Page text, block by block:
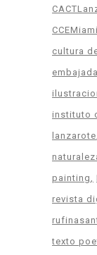
CCEMiami
cultura
instituto
lanzarote
painting
revista
texto